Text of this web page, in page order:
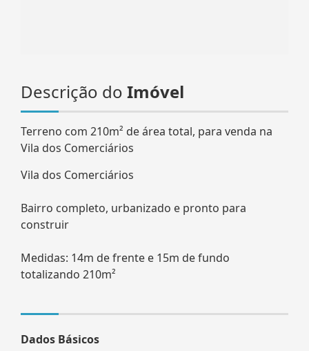
Descrição do Imóvel
Terreno com 210m² de área total, para venda na
Vila dos Comerciários
Vila dos Comerciários
Bairro completo, urbanizado e pronto para
construir
Medidas: 14m de frente e 15m de fundo
totalizando 210m²
Dados Básicos